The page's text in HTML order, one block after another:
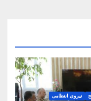
نیروی انتظامی